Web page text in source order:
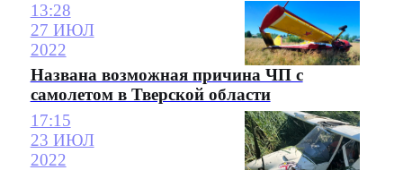
13:28
27 ИЮЛ
2022
Названа возможная причина ЧП с
самолетом в Тверской области
17:15
23 ИЮЛ
2022